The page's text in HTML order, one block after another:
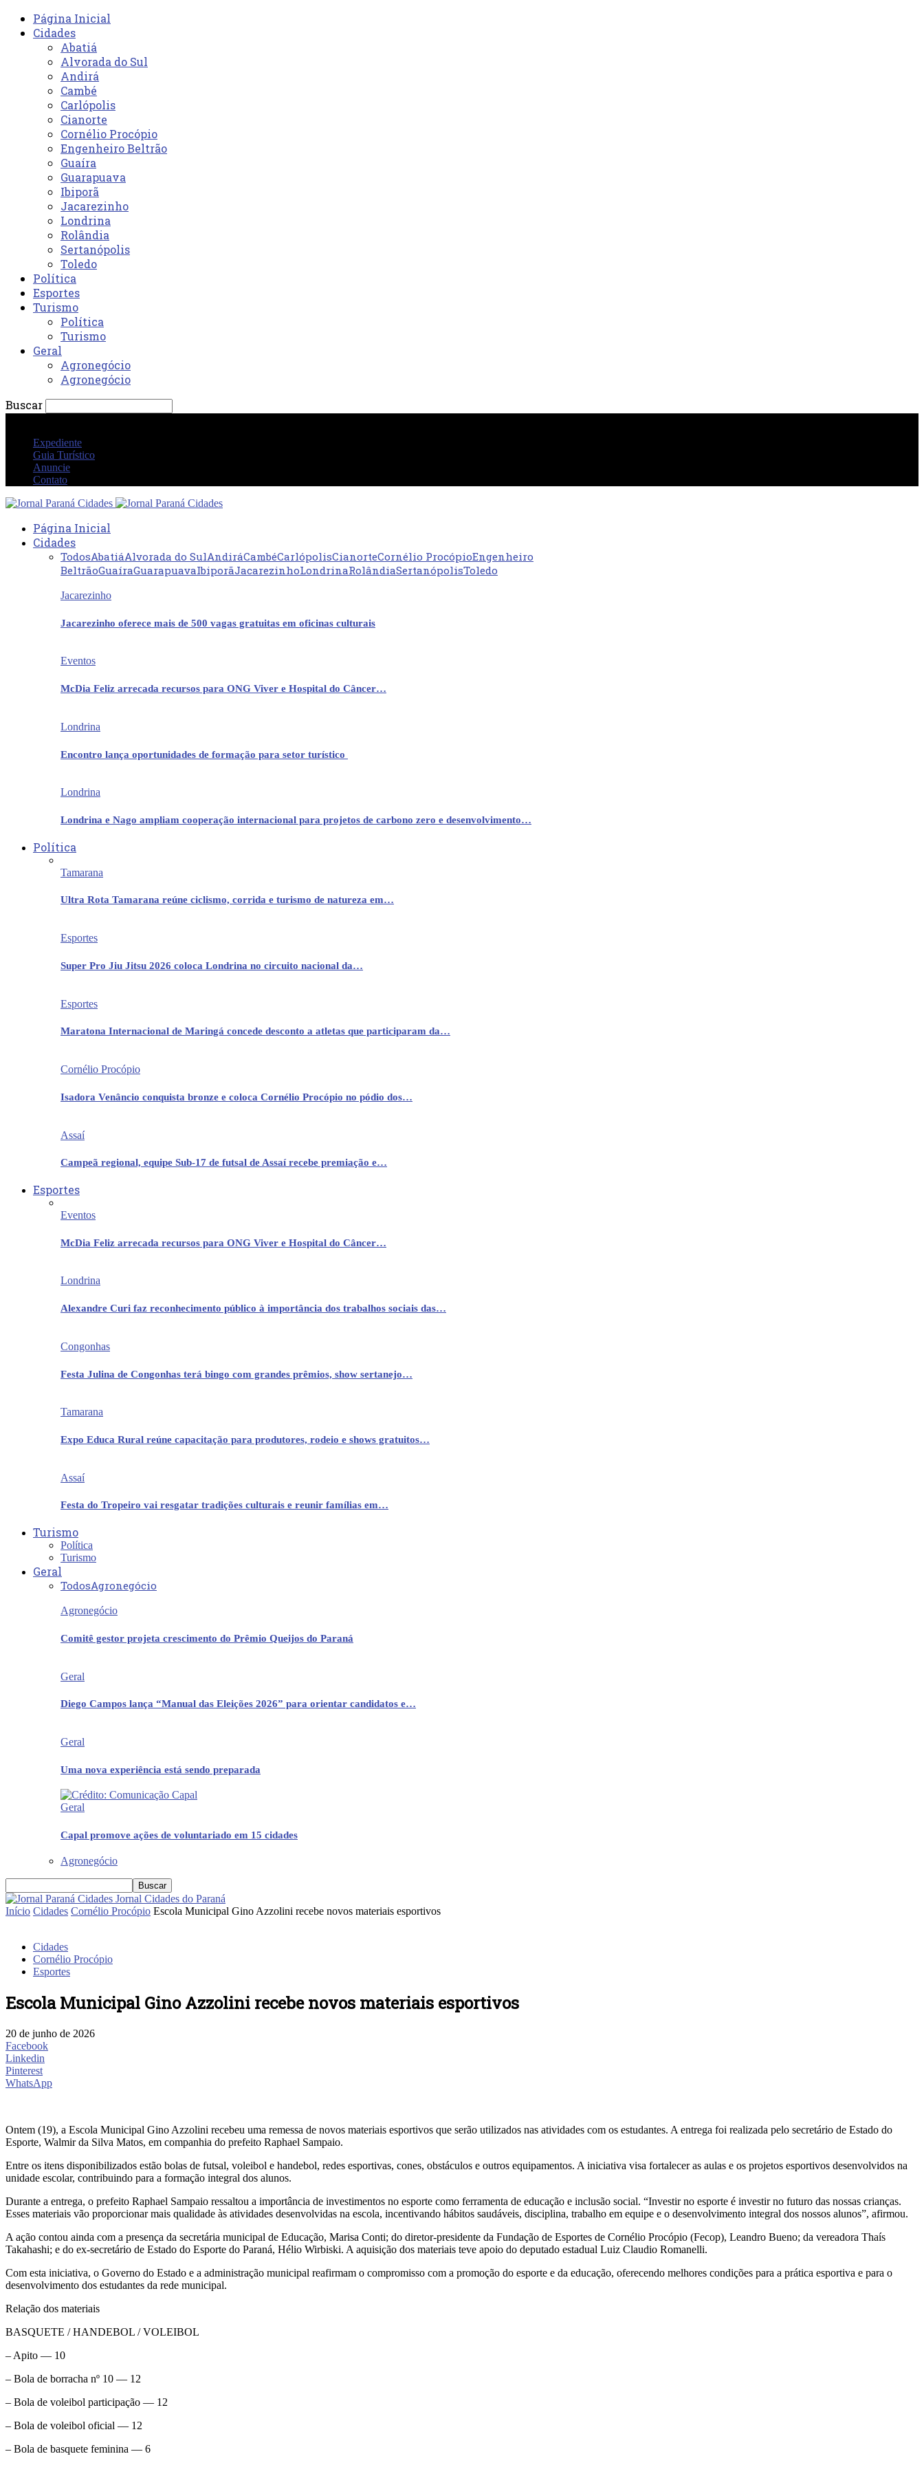
Página Inicial
Cidades
Abatiá
Alvorada do Sul
Andirá
Cambé
Carlópolis
Cianorte
Cornélio Procópio
Engenheiro Beltrão
Guaíra
Guarapuava
Ibiporã
Jacarezinho
Londrina
Rolândia
Sertanópolis
Toledo
Política
Esportes
Turismo
Política
Turismo
Geral
Agronegócio
Agronegócio
Buscar
Expediente
Guia Turístico
Anuncie
Contato
Página Inicial
Cidades
TodosAbatiáAlvorada do SulAndiráCambéCarlópolisCianorteCornélio ProcópioEngenheiro
BeltrãoGuaíraGuarapuavaIbiporãJacarezinhoLondrinaRolândiaSertanópolisToledo
Jacarezinho
Jacarezinho oferece mais de 500 vagas gratuitas em oficinas culturais
Eventos
McDia Feliz arrecada recursos para ONG Viver e Hospital do Câncer…
Londrina
Encontro lança oportunidades de formação para setor turístico
Londrina
Londrina e Nago ampliam cooperação internacional para projetos de carbono zero e desenvolvimento…
Política
Tamarana
Ultra Rota Tamarana reúne ciclismo, corrida e turismo de natureza em…
Esportes
Super Pro Jiu Jitsu 2026 coloca Londrina no circuito nacional da…
Esportes
Maratona Internacional de Maringá concede desconto a atletas que participaram da…
Cornélio Procópio
Isadora Venâncio conquista bronze e coloca Cornélio Procópio no pódio dos…
Assaí
Campeã regional, equipe Sub-17 de futsal de Assaí recebe premiação e…
Esportes
Eventos
McDia Feliz arrecada recursos para ONG Viver e Hospital do Câncer…
Londrina
Alexandre Curi faz reconhecimento público à importância dos trabalhos sociais das…
Congonhas
Festa Julina de Congonhas terá bingo com grandes prêmios, show sertanejo…
Tamarana
Expo Educa Rural reúne capacitação para produtores, rodeio e shows gratuitos…
Assaí
Festa do Tropeiro vai resgatar tradições culturais e reunir famílias em…
Turismo
Política
Turismo
Geral
TodosAgronegócio
Agronegócio
Comitê gestor projeta crescimento do Prêmio Queijos do Paraná
Geral
Diego Campos lança “Manual das Eleições 2026” para orientar candidatos e…
Geral
Uma nova experiência está sendo preparada
Geral
Capal promove ações de voluntariado em 15 cidades
Agronegócio
Jornal Cidades do Paraná
Início Cidades Cornélio Procópio Escola Municipal Gino Azzolini recebe novos materiais esportivos
Cidades
Cornélio Procópio
Esportes
Escola Municipal Gino Azzolini recebe novos materiais esportivos
20 de junho de 2026
Facebook
Linkedin
Pinterest
WhatsApp
Ontem (19), a Escola Municipal Gino Azzolini recebeu uma remessa de novos materiais esportivos que serão utilizados nas atividades com os estudantes. A entrega foi realizada pelo secretário de Estado do
Esporte, Walmir da Silva Matos, em companhia do prefeito Raphael Sampaio.
Entre os itens disponibilizados estão bolas de futsal, voleibol e handebol, redes esportivas, cones, obstáculos e outros equipamentos. A iniciativa visa fortalecer as aulas e os projetos esportivos desenvolvidos na
unidade escolar, contribuindo para a formação integral dos alunos.
Durante a entrega, o prefeito Raphael Sampaio ressaltou a importância de investimentos no esporte como ferramenta de educação e inclusão social. “Investir no esporte é investir no futuro das nossas crianças.
Esses materiais vão proporcionar mais qualidade às atividades desenvolvidas na escola, incentivando hábitos saudáveis, disciplina, trabalho em equipe e o desenvolvimento integral dos nossos alunos”, afirmou.
A ação contou ainda com a presença da secretária municipal de Educação, Marisa Conti; do diretor-presidente da Fundação de Esportes de Cornélio Procópio (Fecop), Leandro Bueno; da vereadora Thaís
Takahashi; e do ex-secretário de Estado do Esporte do Paraná, Hélio Wirbiski. A aquisição dos materiais teve apoio do deputado estadual Luiz Claudio Romanelli.
Com esta iniciativa, o Governo do Estado e a administração municipal reafirmam o compromisso com a promoção do esporte e da educação, oferecendo melhores condições para a prática esportiva e para o
desenvolvimento dos estudantes da rede municipal.
Relação dos materiais
BASQUETE / HANDEBOL / VOLEIBOL
– Apito — 10
– Bola de borracha nº 10 — 12
– Bola de voleibol participação — 12
– Bola de voleibol oficial — 12
– Bola de basquete feminina — 6